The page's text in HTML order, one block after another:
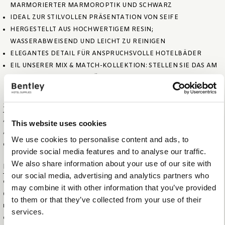
This website uses cookies
We use cookies to personalise content and ads, to
provide social media features and to analyse our traffic.
We also share information about your use of our site with
our social media, advertising and analytics partners who
may combine it with other information that you’ve provided
to them or that they’ve collected from your use of their
services.
MARMORIERTER MARMOROPTIK UND SCHWARZ
IDEAL ZUR STILVOLLEN PRÄSENTATION VON SEIFE
HERGESTELLT AUS HOCHWERTIGEM RESIN;
WASSERABWEISEND UND LEICHT ZU REINIGEN
ELEGANTES DETAIL FÜR ANSPRUCHSVOLLE HOTELBÄDER
EIL UNSERER MIX & MATCH-KOLLEKTION: STELLEN SIE DAS AM
Spezifikationen
ARTIKELGRÖSSE (B X T X H)
10,5 X 10,5 X 2,5 CM
ARTIKELNETTOGEWICHT
OBERER DURCHMESSER
Logistische Informationen
GRÖSSE DER SHOWBOX (
BXTXH)
HS CODE
GEWICHT DER SHOWBOX